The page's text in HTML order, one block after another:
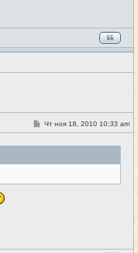
#6
С
о
е
Чт ноя 18, 2010 10:33 am